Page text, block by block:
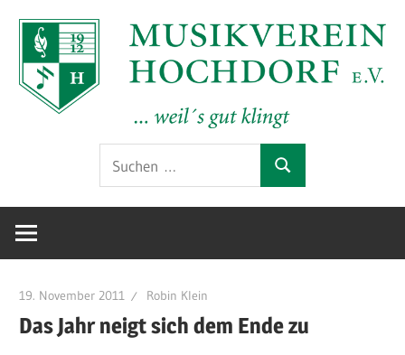
Inhalt
springen
MV
Hochdorf
e.V.
Hochdorf
im
Kreis
nach:
Suchen
19. November 2011 Robin Klein
Das Jahr neigt sich dem Ende zu